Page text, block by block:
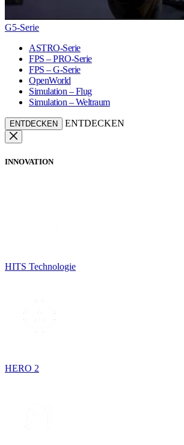
G5-Serie
ASTRO-Serie
FPS – PRO-Serie
FPS – G-Serie
OpenWorld
Simulation – Flug
Simulation – Weltraum
ENTDECKEN ENTDECKEN
INNOVATION
HITS Technologie
HERO 2